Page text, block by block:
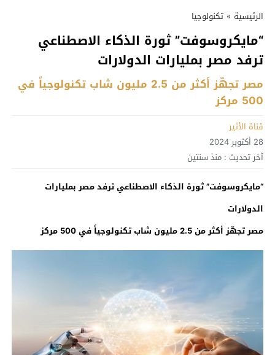
الرئيسية » تكنولوجيا
“مايكروسوفت” ثورة الذكاء الاصطناعي
ترفد مصر بمليارات الدولارات
مصر تجهّز أكثر من 2.5 مليون شاب تكنولوجياً في
500 مركز
قناة الأثير
28 أكتوبر 2024
آخر تحديث : منذ سنتين
“مايكروسوفت” ثورة الذكاء الاصطناعي ترفد مصر بمليارات
الدولارات
مصر تجهّز أكثر من 2.5 مليون شاب تكنولوجياً في 500 مركز